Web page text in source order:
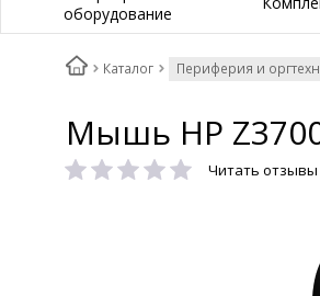
оборудование
Каталог Периферия и
Мышь HP
Читать отзывы